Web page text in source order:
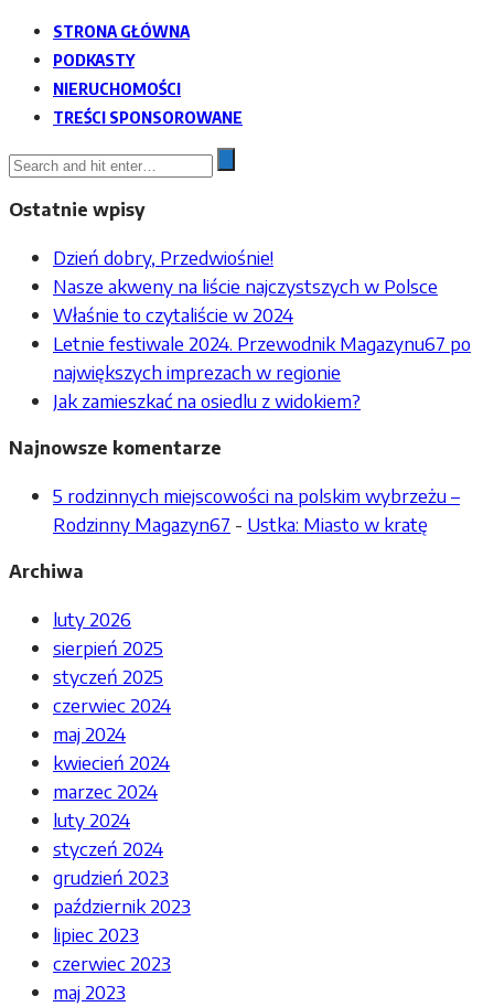
STRONA GŁÓWNA
PODKASTY
NIERUCHOMOŚCI
TREŚCI SPONSOROWANE
Ostatnie wpisy
Dzień dobry, Przedwiośnie!
Nasze akweny na liście najczystszych w Polsce
Właśnie to czytaliście w 2024
Letnie festiwale 2024. Przewodnik Magazynu67 po
największych imprezach w regionie
Jak zamieszkać na osiedlu z widokiem?
Najnowsze komentarze
5 rodzinnych miejscowości na polskim wybrzeżu –
Rodzinny Magazyn67 - Ustka: Miasto w kratę
Archiwa
luty 2026
sierpień 2025
styczeń 2025
czerwiec 2024
maj 2024
kwiecień 2024
marzec 2024
luty 2024
styczeń 2024
grudzień 2023
październik 2023
lipiec 2023
czerwiec 2023
maj 2023